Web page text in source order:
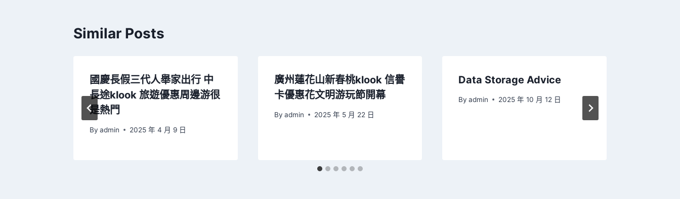
Similar Posts
國慶長假三代人舉家出行 中
長途klook 旅遊優惠周邊游很
是熱門
By admin 2025 年 4 月 9 日
廣州蓮花山新春桃klook 信譽
卡優惠花文明游玩節開幕
By admin 2025 年 5 月 22 日
Data Storage Advice
By admin 2025 年 10 月 12 日